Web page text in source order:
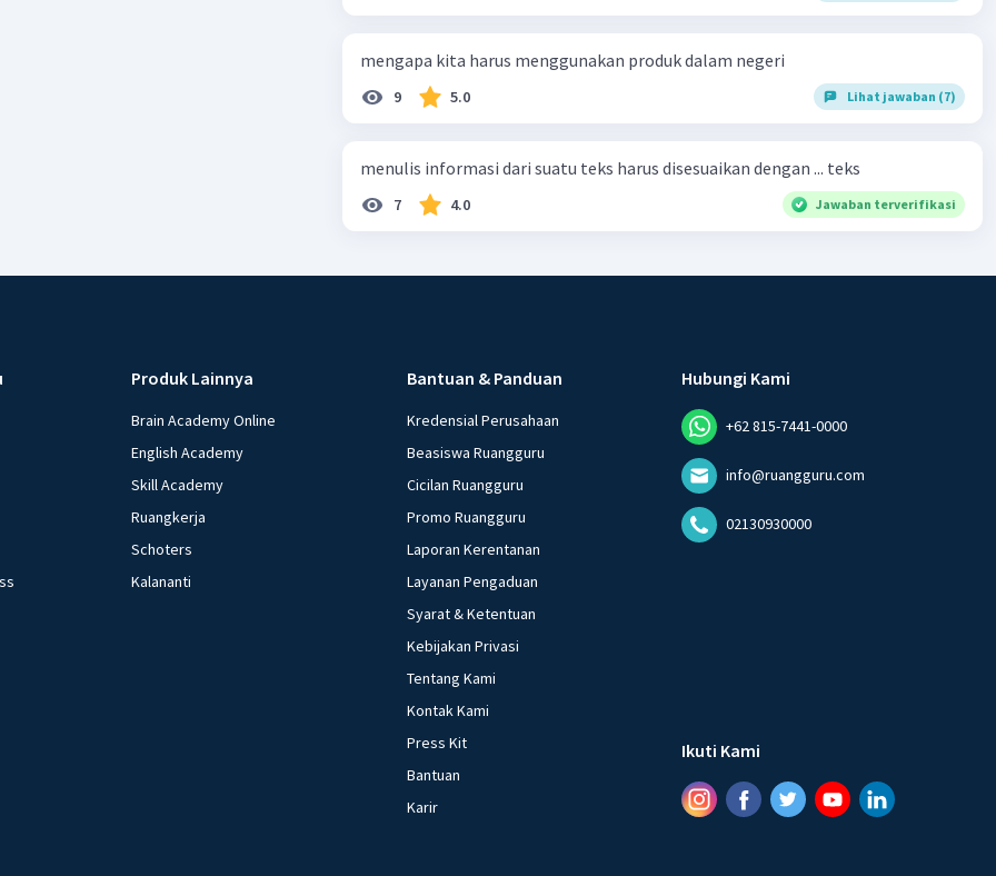
mengapa kita harus menggunakan produk dalam negeri
9 5.0 Lihat jawaban (7)
menulis informasi dari suatu teks harus disesuaikan dengan ... teks
7 4.0 Jawaban terverifikasi
Produk Lainnya
Brain Academy Online
English Academy
Skill Academy
Ruangkerja
Schoters
Kalananti
Bantuan & Panduan
Kredensial Perusahaan
Beasiswa Ruangguru
Cicilan Ruangguru
Promo Ruangguru
Laporan Kerentanan
Layanan Pengaduan
Syarat & Ketentuan
Kebijakan Privasi
Tentang Kami
Kontak Kami
Press Kit
Bantuan
Karir
Hubungi Kami
+62 815-7441-0000
info@ruangguru.com
02130930000
Ikuti Kami